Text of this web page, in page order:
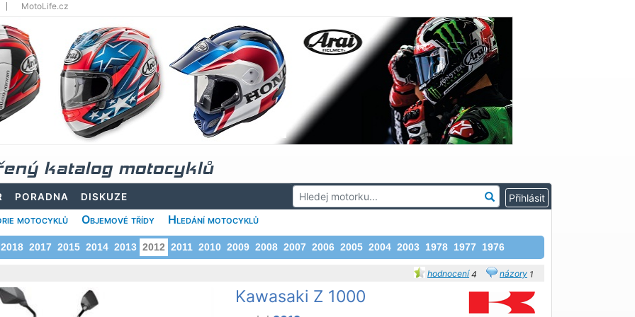
MotoLife.cz
katalog motocyklů
PORADNA DISKUZE
motocyklů Objemové třídy Hledání motocyklů
2018 2017 2015 2014 2013 2012 2011 2010 2009 2008 2007 2006 2005 2004 2003 1978 1977 1976
hodnocení 4 názory 1
Kawasaki Z 1000